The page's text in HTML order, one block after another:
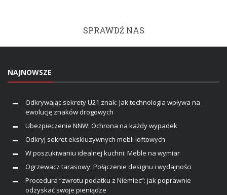
SPRAWDŹ NAS
NAJNOWSZE
Odkrywając sekrety U21 znak: Jak technologia wpływa na
ewolucję znaków drogowych
Ubezpieczenie NNW: Ochrona na każdy wypadek
Odkryj sekret ekskluzywnych mebli loftowych
W poszukiwaniu idealnej kuchni: Meble na wymiar
Ogrzewacz tarasowy: Połączenie designu i wydajności
Procedura “zwrotu podatku z Niemiec”: jak poprawnie
odzyskać swoje pieniądze